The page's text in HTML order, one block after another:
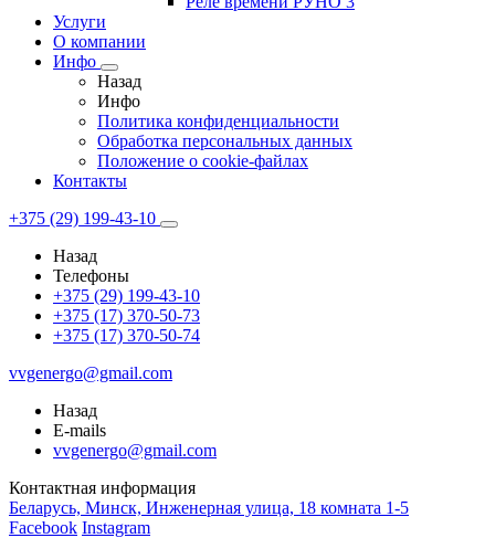
Услуги
О компании
Инфо
Назад
Инфо
Политика конфиденциальности
Обработка персональных данных
Положение о cookie-файлах
Контакты
+375 (29) 199-43-10
Назад
Телефоны
+375 (29) 199-43-10
+375 (17) 370-50-73
+375 (17) 370-50-74
vvgenergo@gmail.com
Назад
E-mails
vvgenergo@gmail.com
Контактная информация
Беларусь, Минск, Инженерная улица, 18 комната 1-5
Facebook Instagram